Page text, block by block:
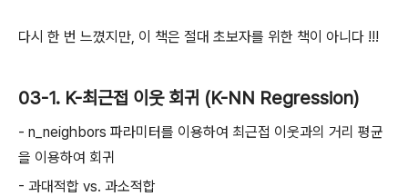
다시 한 번 느꼈지만, 이 책은 절대 초보자를 위한 책이 아니다 !!!
03-1. K-최근접 이웃 회귀 (K-NN Regression)
- n_neighbors 파라미터를 이용하여 최근접 이웃과의 거리 평균
을 이용하여 회귀
- 과대적합 vs. 과소적합